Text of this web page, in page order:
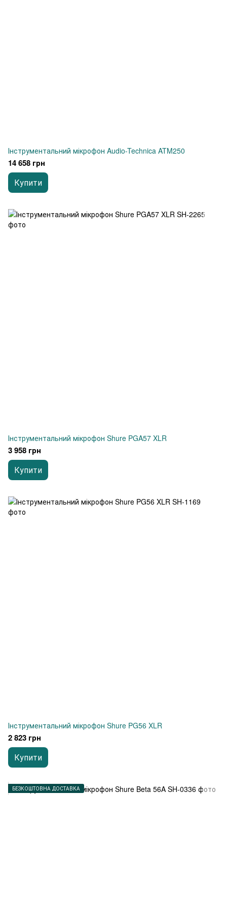
Інструментальний мікрофон Audio-Technica ATM250
14 658 грн
Купити
Інструментальний мікрофон Shure PGA57 XLR
3 958 грн
Купити
Інструментальний мікрофон Shure PG56 XLR
2 823 грн
Купити
БЕЗКОШТОВНА ДОСТАВКА